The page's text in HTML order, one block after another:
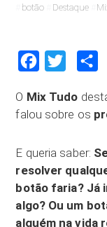
botão
Destaque
Facebook Twitter
O Mix Tudo
falou sobre os
E queria saber:
resolver
botão faria? Já
algo? Ou um
alguém na vida